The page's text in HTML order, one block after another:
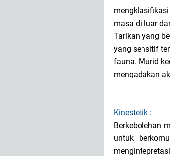
masa di luar
Tarikan yang
yang sensitif
fauna. Murid
mengadakan
Kinestetik :
Berkebolehan
untuk